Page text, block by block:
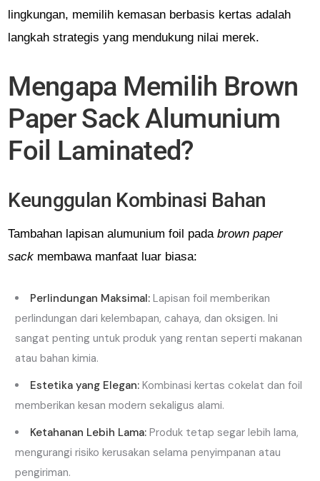
lingkungan, memilih kemasan berbasis kertas adalah
langkah strategis yang mendukung nilai merek.
Mengapa Memilih Brown
Paper Sack Alumunium
Foil Laminated?
Keunggulan Kombinasi Bahan
Tambahan lapisan alumunium foil padabrown paper
sack membawa manfaat luar biasa:
Perlindungan Maksimal: Lapisan foil memberikan
perlindungan dari kelembapan, cahaya, dan oksigen. Ini
sangat penting untuk produk yang rentan seperti makanan
atau bahan kimia.
Estetika yang Elegan: Kombinasi kertas cokelat dan foil
memberikan kesan modern sekaligus alami.
Ketahanan Lebih Lama: Produk tetap segar lebih lama,
mengurangi risiko kerusakan selama penyimpanan atau
pengiriman.